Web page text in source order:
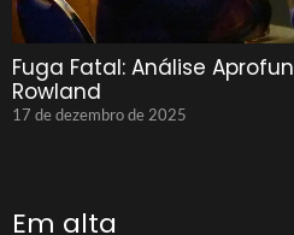
Fuga Fatal: Análise
Rowland
17 de dezembro de 2025
Em alta